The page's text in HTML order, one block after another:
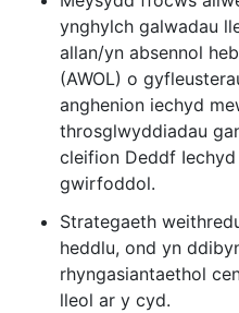
ynghylch galwadau
allan/yn absennol
(AWOL) o
anghenion iechyd
throsglwyddiadau
cleifion Deddf
gwirfoddol.
Strategaeth
heddlu, ond yn
rhyngasiantaethol
lleol ar y cyd.